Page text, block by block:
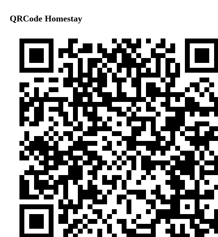
QRCode Homestay